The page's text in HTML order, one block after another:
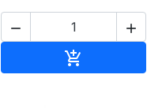
 
